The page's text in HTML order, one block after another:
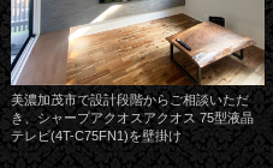
美濃加茂市で設計段階からご相談いただ
き、シャープアクオスアクオス 75型液晶
テレビ(4T-C75FN1)を壁掛け